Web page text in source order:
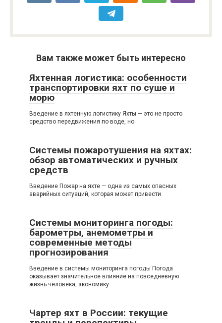
Вам также может быть интересно
Яхтенная логистика: особенности
транспортировки яхт по суше и
морю
Введение в яхтенную логистику Яхты — это не просто
средство передвижения по воде, но
Системы пожаротушения на яхтах:
обзор автоматических и ручных
средств
Введение Пожар на яхте — одна из самых опасных
аварийных ситуаций, которая может привести
Системы мониторинга погоды:
барометры, анемометры и
современные методы
прогнозирования
Введение в системы мониторинга погоды Погода
оказывает значительное влияние на повседневную
жизнь человека, экономику
Чартер яхт в России: текущие